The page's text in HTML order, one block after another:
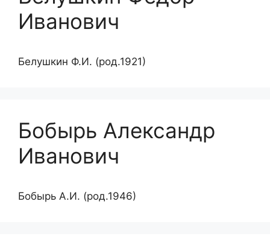
Иванович
Белушкин Ф.И. (род.1921)
Бобырь Александр
Иванович
Бобырь А.И. (род.1946)